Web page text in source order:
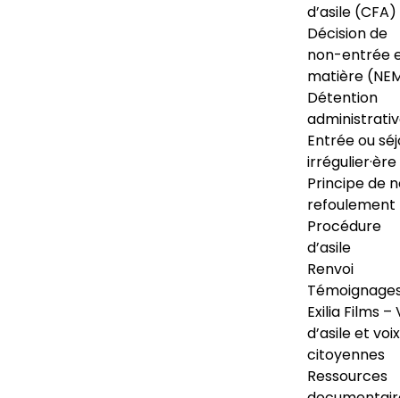
d’asile (CFA)
Décision de
non-entrée
matière
Détention
Entrée ou
irrégulier·ère
Principe de
refoulement
Procédure
d’asile
Renvoi
Exilia Films –
d’asile et voix
citoyennes
Ressources